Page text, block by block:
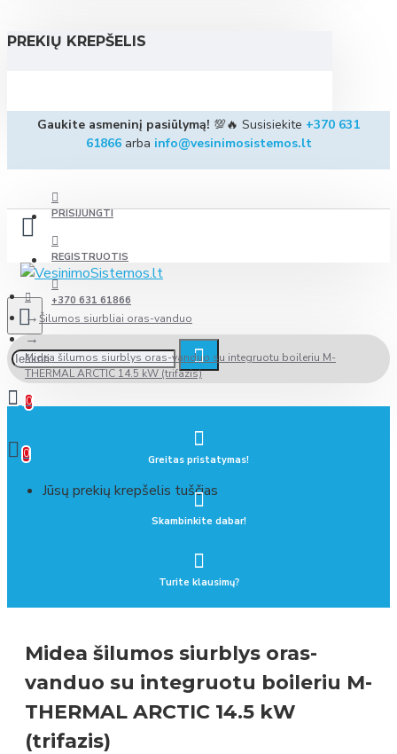
PREKIŲ KREPŠELIS
Gaukite asmeninį pasiūlymą! 💯🔥 Susisiekite +370 631
61866arba info@vesinimosistemos.lt
PRISIJUNGTI
REGISTRUOTIS
+370 631 61866
0
0
Jūsų prekių krepšelis tuščias
Šilumos siurbliai oras-vanduo
Midea šilumos siurblys oras-vanduo su integruotu boileriu M-
THERMAL ARCTIC 14.5 kW (trifazis)
Greitas pristatymas!
Skambinkite dabar!
Turite klausimų?
Midea šilumos siurblys oras-
vanduo su integruotu boileriu M-
THERMAL ARCTIC 14.5 kW
(trifazis)